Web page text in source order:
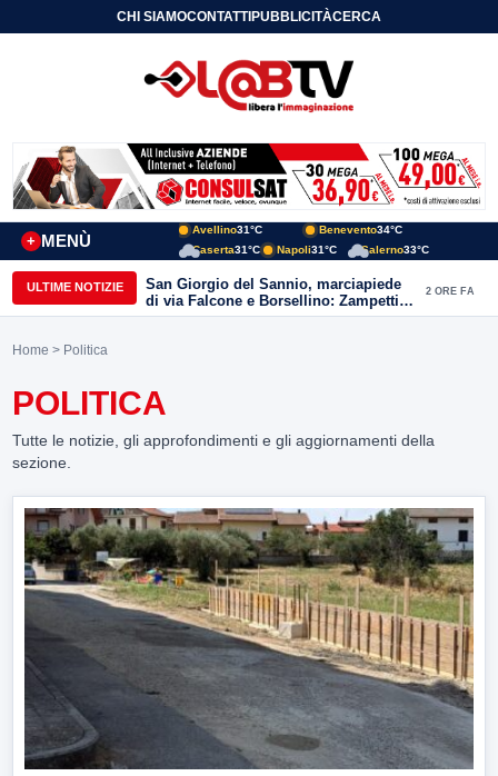
CHI SIAMOCONTATTIPUBBLICITÀCERCA
MENÙ
+
Avellino31°C Benevento34°C
Caserta31°C Napoli31°C Salerno33°C
ULTIME NOTIZIE
San Giorgio del Sannio, marciapiede
di via Falcone e Borsellino: Zampetti e
Lombardi replicano alle polemiche
2 ORE FA
Home > Politica
POLITICA
Tutte le notizie, gli approfondimenti e gli aggiornamenti della
sezione.